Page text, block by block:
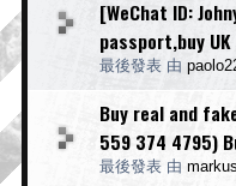
[WeChat ID:
passport,buy
最後發表 由
Buy real and
559 374 4795)
最後發表 由